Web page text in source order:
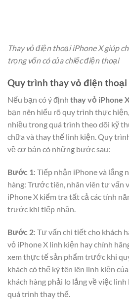
Thay vỏ điện thoại iPhone X giúp
trọng vốn có của chiếc điện thoại
Quy trình thay vỏ điện thoại
Nếu bạn có ý định thay vỏ iPhone
bạn nên hiểu rõ quy trình thực
nhiều trong quá trình theo dõi kỹ
chữa và thay thế linh kiện. Quy
về cơ bản có những bước sau:
Bước 1: Tiếp nhận iPhone và lắng
hàng: Trước tiên, nhân viên tư vấn
iPhone X kiểm tra tất cả các tính
trước khi tiếp nhận.
Bước 2: Tư vấn chi tiết cho khách
vỏ iPhone X linh kiện hay chính
xem thực tế sản phẩm trước khi
khách có thể ký tên lên linh kiện
khách hàng phải lo lắng về việc
quá trình thay thế.